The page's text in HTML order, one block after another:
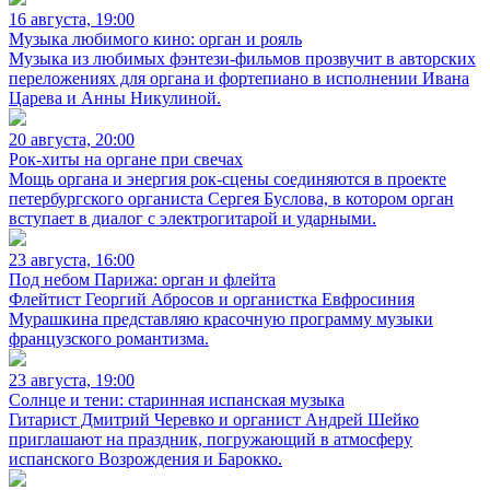
16 августа, 19:00
Музыка любимого кино: орган и рояль
Музыка из любимых фэнтези-фильмов прозвучит в авторских
переложениях для органа и фортепиано в исполнении Ивана
Царева и Анны Никулиной.
20 августа, 20:00
Рок-хиты на органе при свечах
Мощь органа и энергия рок-сцены соединяются в проекте
петербургского органиста Сергея Буслова, в котором орган
вступает в диалог с электрогитарой и ударными.
23 августа, 16:00
Под небом Парижа: орган и флейта
Флейтист Георгий Абросов и органистка Евфросиния
Мурашкина представляю красочную программу музыки
французского романтизма.
23 августа, 19:00
Солнце и тени: старинная испанская музыка
Гитарист Дмитрий Черевко и органист Андрей Шейко
приглашают на праздник, погружающий в атмосферу
испанского Возрождения и Барокко.